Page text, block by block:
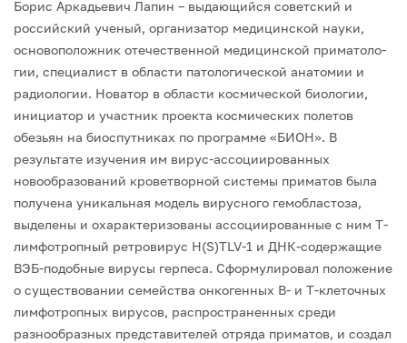
Борис Аркадьевич Лапин – выдающийся советский и
российский ученый, органи­затор медицинской науки,
основоположник отечественной медицинской приматоло­
гии, специалист в области патологической анатомии и
радиологии. Новатор в области космической биологии,
инициатор и участник проекта космических полетов
обезьян на биоспутниках по программе «БИОН». В
результате изучения им вирус-ассоцииро­ванных
новообразований кроветворной системы приматов была
получена уникаль­ная модель вирусного гемобластоза,
выделены и охарактеризованы ассоциированные с ним Т-
лимфотропный ретровирус H(S)TLV-1 и ДНК-содержащие
ВЭБ-подобные вирусы герпеса. Сформулировал положение
о существовании семейства онкогенных В- и Т-клеточных
лимфотропных вирусов, распространенных среди
разнообразных представителей отряда приматов, и создал